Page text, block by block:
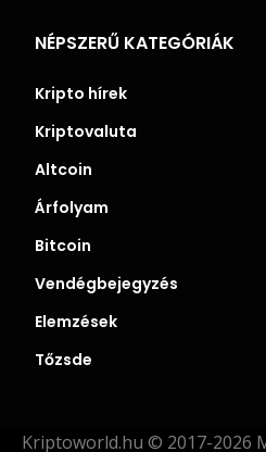
NÉPSZERŰ KATEGÓRIÁK
Kripto hírek
Kriptovaluta
Altcoin
Árfolyam
Bitcoin
Vendégbejegyzés
Elemzések
Tőzsde
Kriptoworld.hu © 2017-2026